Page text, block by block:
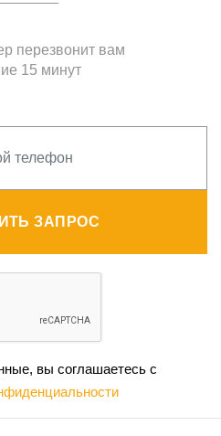
перезвонит вам
15 минут
ЗАПРОС
вы соглашаетесь с